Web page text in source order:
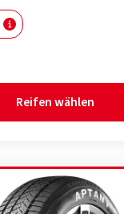
Reifen wählen